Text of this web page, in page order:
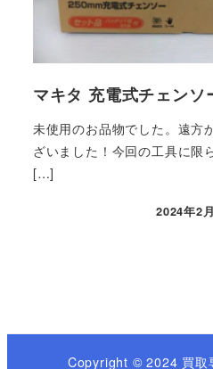
マキタ 充電式チェンソ
未使用のお品物でした。遠方
ざいました！今回の工具に限
[…]
2024年2
Copyright © 2024 買取